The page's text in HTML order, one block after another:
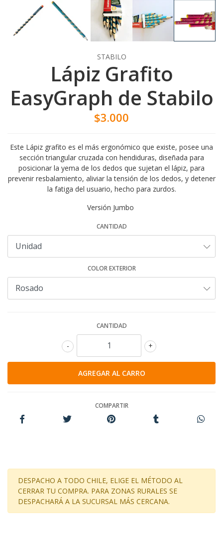
STABILO
Lápiz Grafito
EasyGraph de Stabilo
$3.000
Este Lápiz grafito es el más ergonómico que existe, posee una
sección triangular cruzada con hendiduras, diseñada para
posicionar la yema de los dedos que sujetan el lápiz, para
prevenir resbalamiento, aliviar la tensión de los dedos, y detener
la fatiga del usuario, hecho para zurdos.
Versión Jumbo
CANTIDAD
COLOR EXTERIOR
CANTIDAD
+
-
COMPARTIR
DESPACHO A TODO CHILE, ELIGE EL MÉTODO AL
CERRAR TU COMPRA. PARA ZONAS RURALES SE
DESPACHARÁ A LA SUCURSAL MÁS CERCANA.